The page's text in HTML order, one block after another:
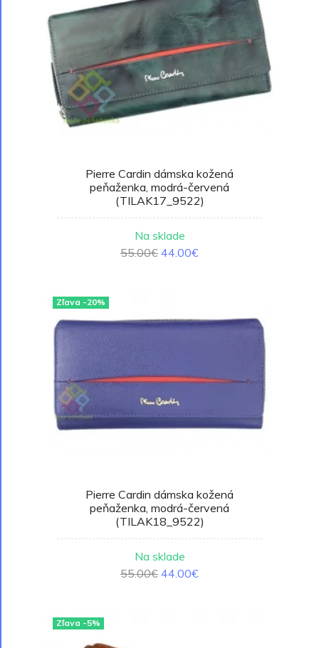
Pierre Cardin dámska kožená
peňaženka, modrá-červená
(TILAK17_9522)
Na sklade
55.00€ 44.00€
Zľava -20%
Pierre Cardin dámska kožená
peňaženka, modrá-červená
(TILAK18_9522)
Na sklade
55.00€ 44.00€
Zľava -5%